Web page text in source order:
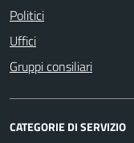
Politici
Uffici
Gruppi consiliari
CATEGORIE DI SERVIZIO